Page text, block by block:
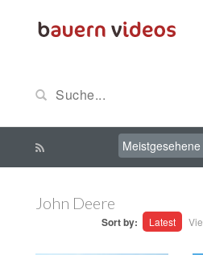
John Deere
Sort by: Latest